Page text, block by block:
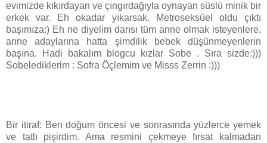
evimizde kıkırdayan ve çıngırdağıyla oynayan süslü minik bir
erkek var. Eh okadar yıkarsak. Metroseksüel oldu çıktı
başımıza:) Eh ne diyelim darısı tüm anne olmak isteyenlere,
anne adaylarına hatta şimdilik bebek düşünmeyenlerin
başına. Hadi bakalım blogcu kızlar Sobe . Sıra sizde:)))
Sobelediklerim : Sofra Öçlemim ve Misss Zerrin :)))
Bir itiraf: Ben doğum öncesi ve sonrasında yüzlerce yemek
ve tatlı pişirdim. Ama resmini çekmeye fırsat kalmadan